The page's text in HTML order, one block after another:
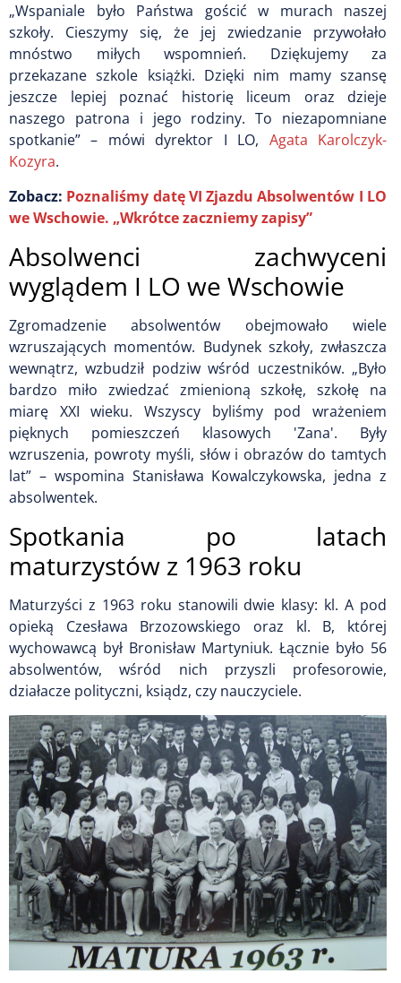
„Wspaniale było Państwa gościć w murach naszej
szkoły. Cieszymy się, że jej zwiedzanie przywołało
mnóstwo miłych wspomnień. Dziękujemy za
przekazane szkole książki. Dzięki nim mamy szansę
jeszcze lepiej poznać historię liceum oraz dzieje
naszego patrona i jego rodziny. To niezapomniane
spotkanie” – mówi dyrektor I LO, Agata Karolczyk-
Kozyra.
Zobacz: Poznaliśmy datę VI Zjazdu Absolwentów I LO
we Wschowie. „Wkrótce zaczniemy zapisy”
Absolwenci zachwyceni
wyglądem I LO we Wschowie
Zgromadzenie absolwentów obejmowało wiele
wzruszających momentów. Budynek szkoły, zwłaszcza
wewnątrz, wzbudził podziw wśród uczestników. „Było
bardzo miło zwiedzać zmienioną szkołę, szkołę na
miarę XXI wieku. Wszyscy byliśmy pod wrażeniem
pięknych pomieszczeń klasowych 'Zana'. Były
wzruszenia, powroty myśli, słów i obrazów do tamtych
lat” – wspomina Stanisława Kowalczykowska, jedna z
absolwentek.
Spotkania po latach
maturzystów z 1963 roku
Maturzyści z 1963 roku stanowili dwie klasy: kl. A pod
opieką Czesława Brzozowskiego oraz kl. B, której
wychowawcą był Bronisław Martyniuk. Łącznie było 56
absolwentów, wśród nich przyszli profesorowie,
działacze polityczni, ksiądz, czy nauczyciele.